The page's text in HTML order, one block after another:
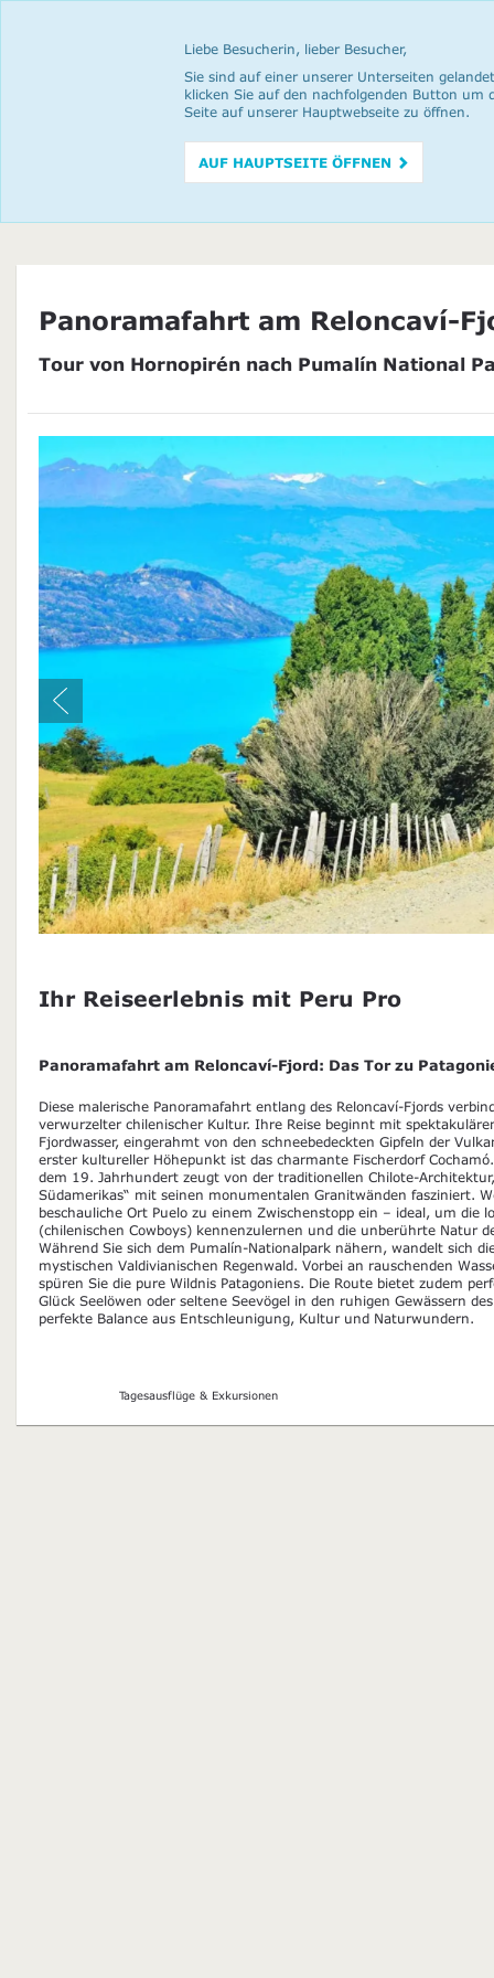
Liebe Besucherin, lieber Besucher,
Sie sind auf einer unserer Unterseiten
klicken Sie auf den nachfolgenden Button um
Seite auf unserer Hauptwebseite zu öffnen.
AUF HAUPTSEITE ÖFFNEN
Panoramafahrt am Reloncaví-
Tour von Hornopirén nach Pumalín National
Ihr Reiseerlebnis mit Peru Pro
Panoramafahrt am Reloncaví-Fjord: Das Tor zu
Diese malerische Panoramafahrt entlang des Reloncaví-Fjords
verwurzelter chilenischer Kultur. Ihre Reise beginnt mit
Fjordwasser, eingerahmt von den schneebedeckten Gipfeln der
erster kultureller Höhepunkt ist das charmante Fischerdorf
dem 19. Jahrhundert zeugt von der traditionellen Chilote-Architektur,
Südamerikas“ mit seinen monumentalen Granitwänden fasziniert.
beschauliche Ort Puelo zu einem Zwischenstopp ein – ideal, um die
(chilenischen Cowboys) kennenzulernen und die unberührte Natur
Während Sie sich dem Pumalín-Nationalpark nähern, wandelt sich
mystischen Valdivianischen Regenwald. Vorbei an rauschenden
spüren Sie die pure Wildnis Patagoniens. Die Route bietet zudem
Glück Seelöwen oder seltene Seevögel in den ruhigen Gewässern
perfekte Balance aus Entschleunigung, Kultur und Naturwundern.
Tagesausflüge & Exkursionen